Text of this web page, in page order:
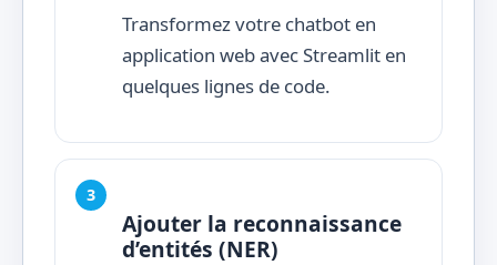
Transformez votre chatbot en
application web avec Streamlit en
quelques lignes de code.
Ajouter la reconnaissance
d’entités (NER)